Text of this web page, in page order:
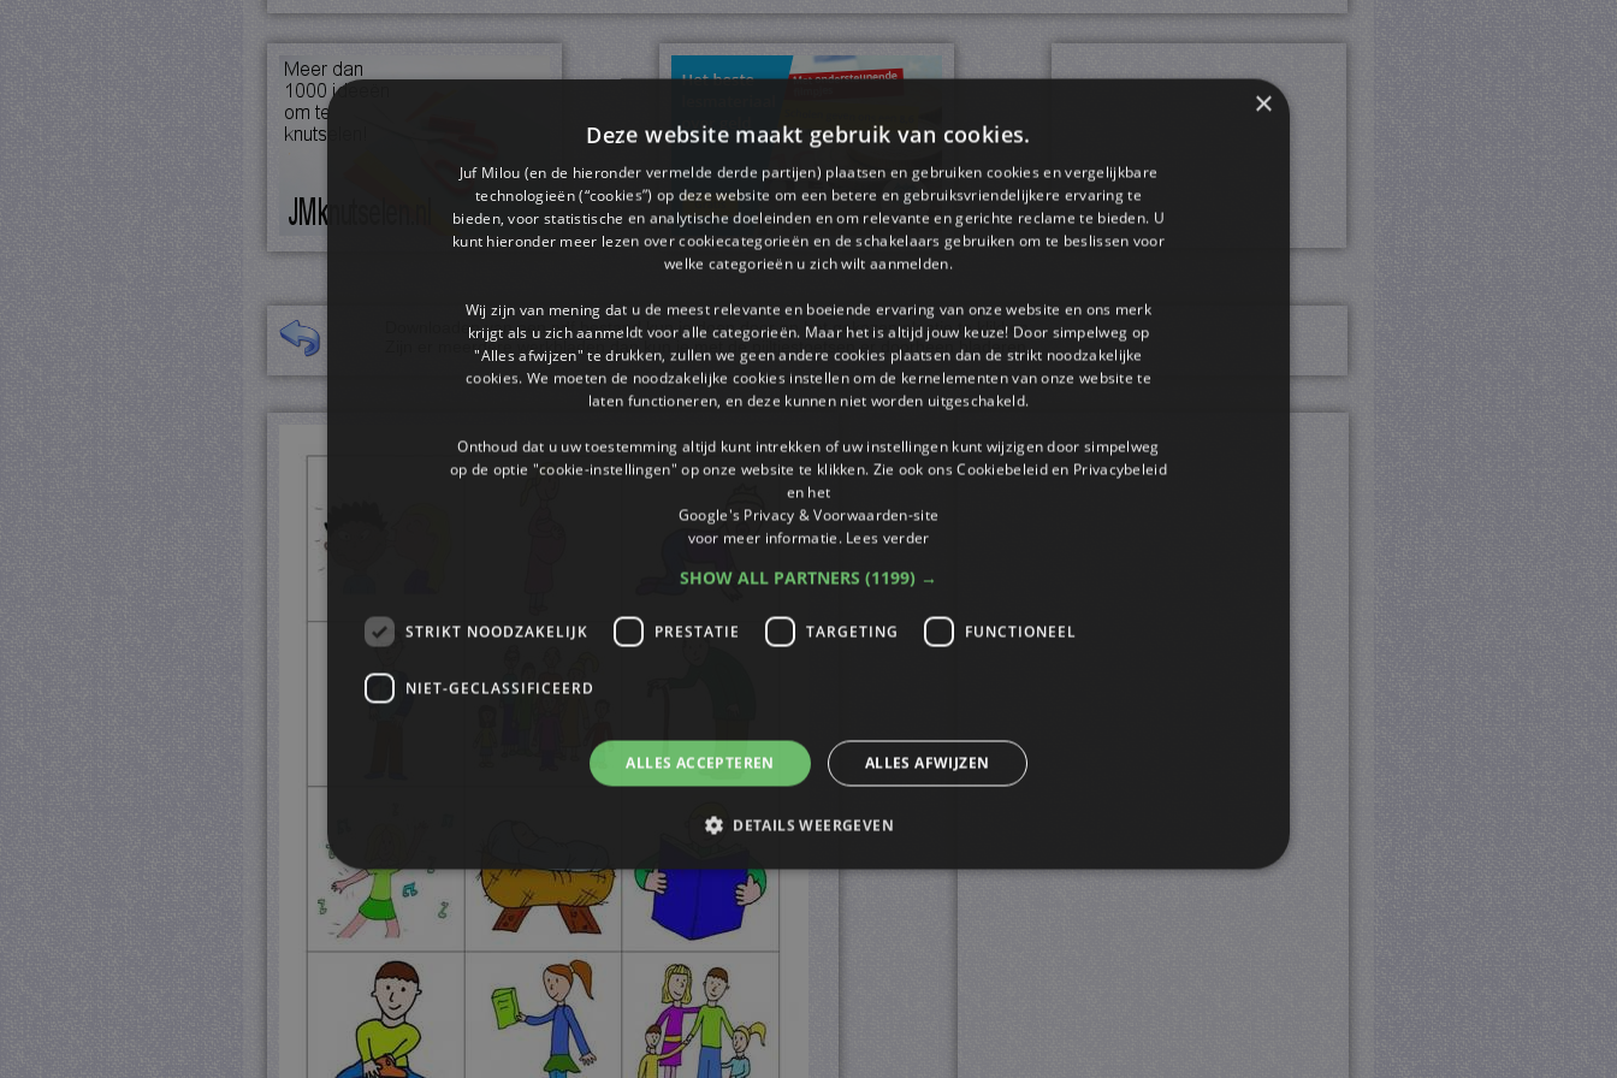
Downloaden van een pdf bestand kun je doen door op het gekozen plaatje te klikken.
Zijn er meerdere werkbladen dan kun je met de pijltjestoetsen er doorheen bladeren.
×
Deze website maakt gebruik van cookies.
Juf Milou (en de hieronder vermelde derde partijen) plaatsen en gebruiken cookies en vergelijkbare
technologieën (“cookies”) op deze website om een ​​betere en gebruiksvriendelijkere ervaring te
bieden, voor statistische en analytische doeleinden en om relevante en gerichte reclame te bieden. U
kunt hieronder meer lezen over cookiecategorieën en de schakelaars gebruiken om te beslissen voor
welke categorieën u zich wilt aanmelden.
Wij zijn van mening dat u de meest relevante en boeiende ervaring van onze website en ons merk
krijgt als u zich aanmeldt voor alle categorieën. Maar het is altijd jouw keuze! Door simpelweg op
"Alles afwijzen" te drukken, zullen we geen andere cookies plaatsen dan de strikt noodzakelijke
cookies. We moeten de noodzakelijke cookies instellen om de kernelementen van onze website te
laten functioneren, en deze kunnen niet worden uitgeschakeld.
Onthoud dat u uw toestemming altijd kunt intrekken of uw instellingen kunt wijzigen door simpelweg
op de optie "cookie-instellingen" op onze website te klikken. Zie ook ons ​​Cookiebeleid en Privacybeleid
en het
Google's Privacy & Voorwaarden-site
voor meer informatie. Lees verder
SHOW ALL PARTNERS (1199) →
STRIKT NOODZAKELIJK PRESTATIE TARGETING FUNCTIONEEL
NIET-GECLASSIFICEERD
ALLES ACCEPTEREN ALLES AFWIJZEN
DETAILS WEERGEVEN
Strikt noodzakelijk
Strikt noodzakelijke cookies maken de kernfunctionaliteiten van de website mogelijk, zoals gebruikersaanmelding en accountbeheer. De
website kan niet goed worden gebruikt zonder de strikt noodzakelijke cookies.
Naam
Provider
Domein
Vervaldatum Omschrijving
CookieScriptConsent CookieScript 4 weken 2